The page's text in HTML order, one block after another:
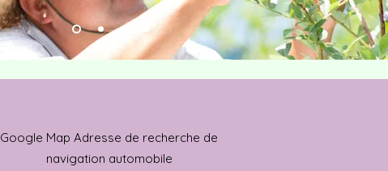
​Google Map Adresse de recherche de
navigation automobile